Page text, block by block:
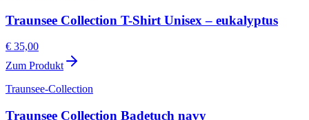
Traunsee Collection T-Shirt Unisex – eukalyptus
€ 35,00
Zum Produkt
Traunsee-Collection
Traunsee Collection Badetuch navy